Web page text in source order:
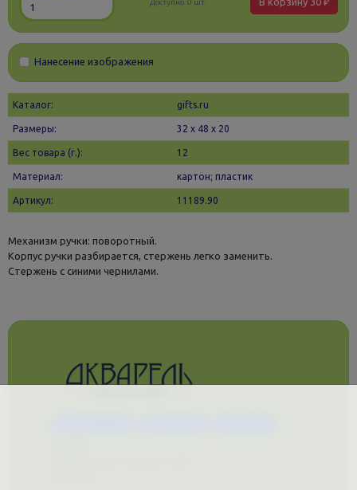
Доступно:0 шт.
Нанесение изображения
Каталог: gifts.ru
Размеры: 32 х 48 x 20
Вес товара (г.): 12
Материал: картон; пластик
Артикул: 11189.90
Механизм ручки: поворотный.
Корпус ручки разбирается, стержень легко заменить.
Стержень с синими чернилами.